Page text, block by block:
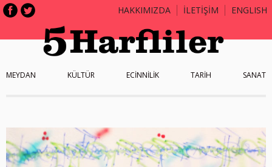
HAKKIMIZDA İLETİŞİM ENGLISH
MEYDAN KÜLTÜR ECİNNİLİK TARİH SANAT